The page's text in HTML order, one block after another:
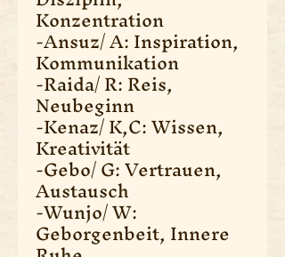
Konzentration
-Ansuz/ A: Inspiration,
Kommunikation
-Raida/ R: Reis,
Neubeginn
-Kenaz/ K,C: Wissen,
Kreativität
-Gebo/ G: Vertrauen,
Austausch
-Wunjo/ W:
Geborgenbeit, Innere